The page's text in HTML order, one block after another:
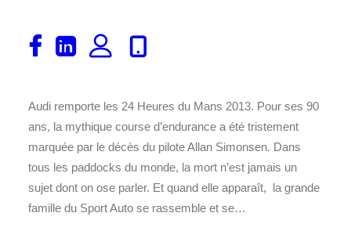
D’AUDI ET DES
Audi remporte les 24 Heures du Mans 2013. Pour ses 90
ans, la mythique course d’endurance a été tristement
marquée par le décès du pilote Allan Simonsen. Dans
tous les paddocks du monde, la mort n’est jamais un
sujet dont on ose parler. Et quand elle apparaît, la grande
famille du Sport Auto se rassemble et se…